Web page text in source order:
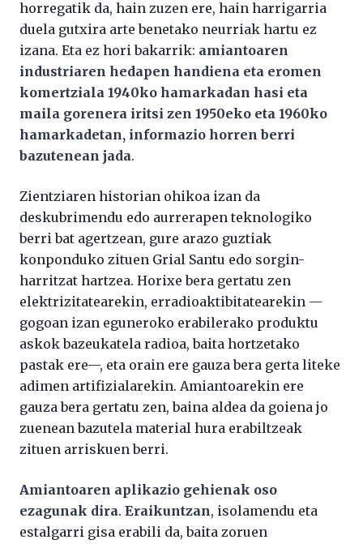
horregatik da, hain zuzen ere, hain harrigarria
duela gutxira arte benetako neurriak hartu ez
izana. Eta ez hori bakarrik: amiantoaren
industriaren hedapen handiena eta eromen
komertziala 1940ko hamarkadan hasi eta
maila gorenera iritsi zen 1950eko eta 1960ko
hamarkadetan, informazio horren berri
bazutenean jada.
Zientziaren historian ohikoa izan da
deskubrimendu edo aurrerapen teknologiko
berri bat agertzean, gure arazo guztiak
konponduko zituen Grial Santu edo sorgin-
harritzat hartzea. Horixe bera gertatu zen
elektrizitatearekin, erradioaktibitatearekin —
gogoan izan eguneroko erabilerako produktu
askok bazeukatela radioa, baita hortzetako
pastak ere—, eta orain ere gauza bera gerta liteke
adimen artifizialarekin. Amiantoarekin ere
gauza bera gertatu zen, baina aldea da goiena jo
zuenean bazutela material hura erabiltzeak
zituen arriskuen berri.
Amiantoaren aplikazio gehienak oso
ezagunak dira. Eraikuntzan, isolamendu eta
estalgarri gisa erabili da, baita zoruen